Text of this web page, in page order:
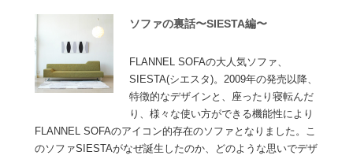
ソファの裏話〜SIESTA編〜
FLANNEL SOFAの大人気ソファ、
SIESTA(シエスタ)。2009年の発売以降、
特徴的なデザインと、座ったり寝転んだ
り、様々な使い方ができる機能性により
FLANNEL SOFAのアイコン的存在のソファとなりました。こ
のソファSIESTAがなぜ誕生したのか、どのような思いでデザ